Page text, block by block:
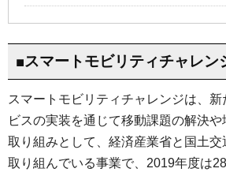
■スマートモビリティチャレン
スマートモビリティチャレンジは、
ビスの実装を通じて移動課題の解決
取り組みとして、経済産業省と国土
取り組んでいる事業で、2019年度は